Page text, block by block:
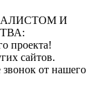
И
проекта!
сайтов.
от нашего